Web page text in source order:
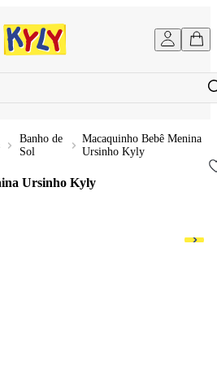
Banho de
Sol
Macaquinho Bebê Menina
Ursinho Kyly
Ursinho Kyly